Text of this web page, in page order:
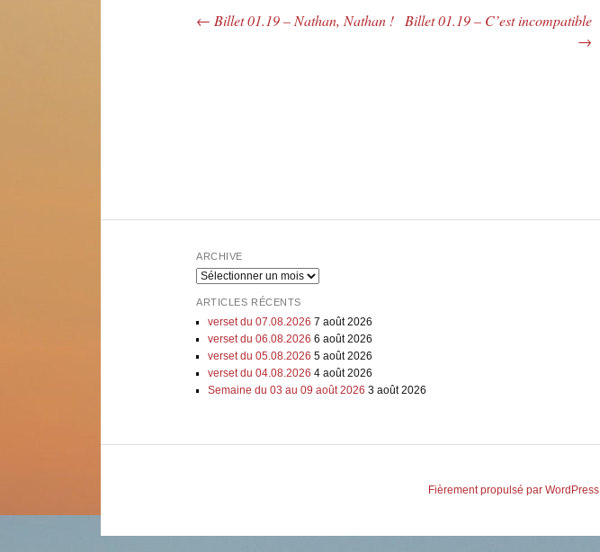
Navigation des articles
← Billet 01.19 – Nathan, Nathan !
Billet 01.19 – C’est incompatible
→
ARCHIVE
Archive
ARTICLES RÉCENTS
verset du 07.08.2026 7 août 2026
verset du 06.08.2026 6 août 2026
verset du 05.08.2026 5 août 2026
verset du 04.08.2026 4 août 2026
Semaine du 03 au 09 août 2026 3 août 2026
Fièrement propulsé par WordPress